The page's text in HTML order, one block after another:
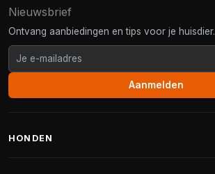
Nieuwsbrief
Ontvang aanbiedingen en tips voor je huisdier.
Aanmelden
HONDEN